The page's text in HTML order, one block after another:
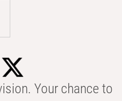
Your chance to